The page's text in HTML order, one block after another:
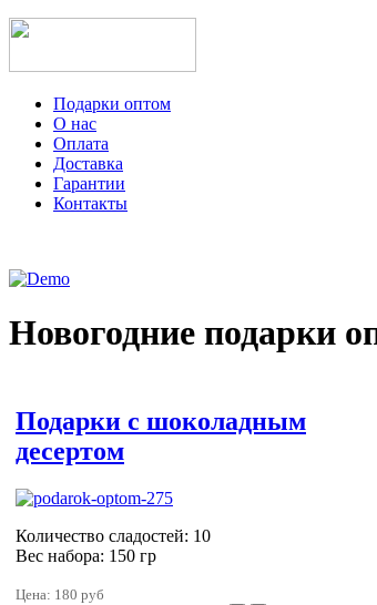
Подарки оптом
О нас
Оплата
Доставка
Гарантии
Контакты
Новогодние подарки
Подарки с шоколадным
десертом
Количество сладостей: 10
Вес набора: 150 гр
Цена: 180 руб